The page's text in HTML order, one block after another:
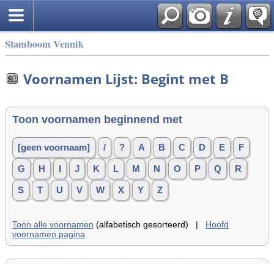
Stamboom Vennik
Voornamen Lijst: Begint met B
Toon voornamen beginnend met
[geen voornaam] / ? A B C D E F
G H J K L M N O P Q R
S T U V W X Y Z
Toon alle voornamen (alfabetisch gesorteerd) | Hoofd
voornamen pagina